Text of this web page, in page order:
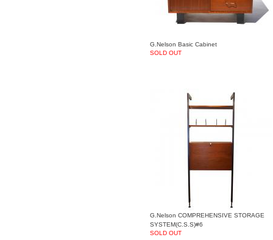
G.Nelson Basic Cabinet
SOLD OUT
G.Nelson COMPREHENSIVE STORAGE
SYSTEM(C.S.S)#6
SOLD OUT